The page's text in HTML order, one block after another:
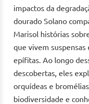
impactos da
dourado Solano
Marisol histórias
que vivem suspensas
epífitas. Ao longo
descobertas, eles
orquídeas e
biodiversidade e